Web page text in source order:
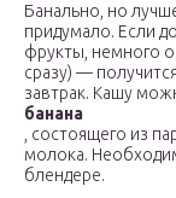
Банально, но
придумало. Если
фрукты, немного
сразу) —
завтрак. Кашу
банана
, состоящего из
молока.
блендере.